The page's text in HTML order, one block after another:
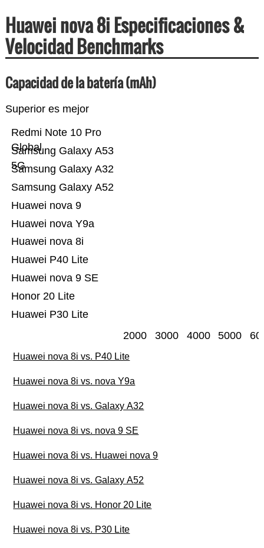
Huawei nova 8i Especificaciones &
Velocidad Benchmarks
Capacidad de la batería (mAh)
Superior es mejor
Huawei P30 Lite
Honor 20 Lite
Huawei nova 9 SE
Huawei P40 Lite
Huawei nova 8i
Huawei nova Y9a
Huawei nova 9
Samsung Galaxy A52
Samsung Galaxy A32
Samsung Galaxy A53
5G
Redmi Note 10 Pro
Global
2000 3000 4000 5000
Huawei nova 8i vs. P40 Lite
Huawei nova 8i vs. nova Y9a
Huawei nova 8i vs. Galaxy A32
Huawei nova 8i vs. nova 9 SE
Huawei nova 8i vs. Huawei nova 9
Huawei nova 8i vs. Galaxy A52
Huawei nova 8i vs. Honor 20 Lite
Huawei nova 8i vs. P30 Lite